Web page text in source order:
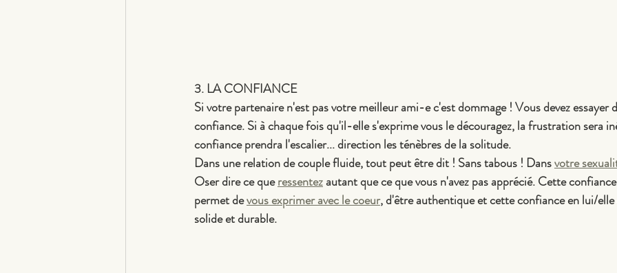
3. LA CONFIANCE
Si votre partenaire n'est pas votre meilleur ami-e c'est dommage ! Vous devez essayer
confiance. Si à chaque fois qu'il-elle s'exprime vous le découragez, la frustration sera
confiance prendra l'escalier... direction les ténèbres de la solitude.
Dans une relation de couple fluide, tout peut être dit ! Sans tabous ! Dans votre
Oser dire ce que ressentez autant que ce que vous n'avez pas apprécié. Cette
permet de vous exprimer avec le coeur, d'être authentique et cette confiance en lui/
solide et durable.